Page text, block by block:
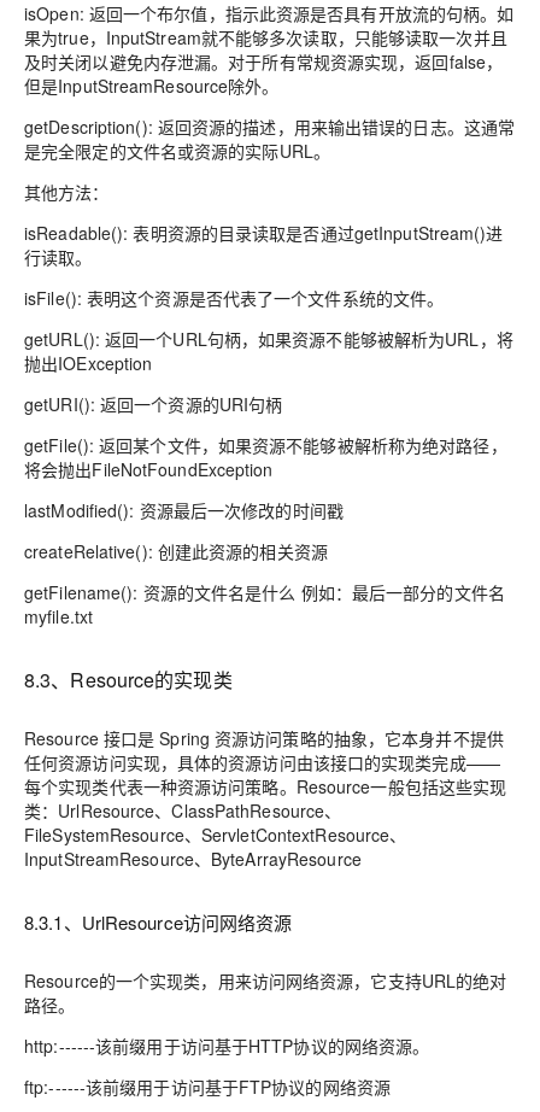
isOpen: 返回一个布尔值，指示此资源是否具有开放流的句柄。如
果为true，InputStream就不能够多次读取，只能够读取一次并且
及时关闭以避免内存泄漏。对于所有常规资源实现，返回false，
但是InputStreamResource除外。
getDescription(): 返回资源的描述，用来输出错误的日志。这通常
是完全限定的文件名或资源的实际URL。
其他方法：
isReadable(): 表明资源的目录读取是否通过getInputStream()进
行读取。
isFile(): 表明这个资源是否代表了一个文件系统的文件。
getURL(): 返回一个URL句柄，如果资源不能够被解析为URL，将
抛出IOException
getURI(): 返回一个资源的URI句柄
getFile(): 返回某个文件，如果资源不能够被解析称为绝对路径，
将会抛出FileNotFoundException
lastModified(): 资源最后一次修改的时间戳
createRelative(): 创建此资源的相关资源
getFilename(): 资源的文件名是什么 例如：最后一部分的文件名
myfile.txt
8.3、Resource的实现类
Resource 接口是 Spring 资源访问策略的抽象，它本身并不提供
任何资源访问实现，具体的资源访问由该接口的实现类完成——
每个实现类代表一种资源访问策略。Resource一般包括这些实现
类：UrlResource、ClassPathResource、
FileSystemResource、ServletContextResource、
InputStreamResource、ByteArrayResource
8.3.1、UrlResource访问网络资源
Resource的一个实现类，用来访问网络资源，它支持URL的绝对
路径。
http:------该前缀用于访问基于HTTP协议的网络资源。
ftp:------该前缀用于访问基于FTP协议的网络资源